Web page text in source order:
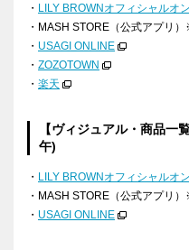
・ LILY BROWNオフィシャルオ
・MASH STORE（公式アプリ
・ USAGI ONLINE
・ ZOZOTOWN
・ 楽天
【ヴィジュアル・商品
午)
・ LILY BROWNオフィシャルオ
・ MASH STORE （公式アプリ）
・ USAGI ONLINE